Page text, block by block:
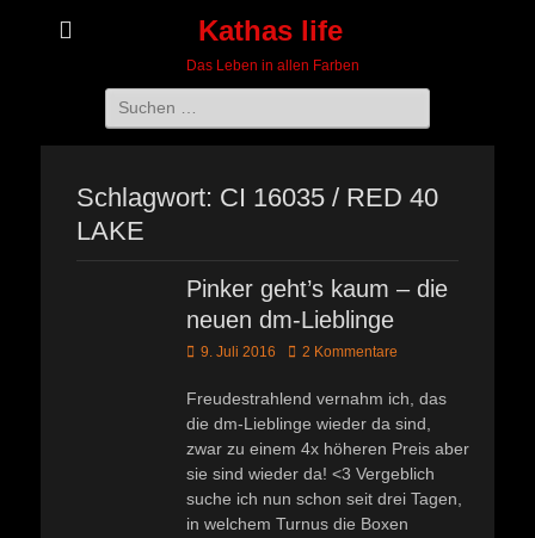
Kathas life
Das Leben in allen Farben
Suchen
nach:
Schlagwort: CI 16035 / RED 40
LAKE
Pinker geht’s kaum – die
neuen dm-Lieblinge
Veröffentlicht
9. Juli 2016 2 Kommentare
Freudestrahlend vernahm ich, das
die dm-Lieblinge wieder da sind,
zwar zu einem 4x höheren Preis aber
sie sind wieder da! <3 Vergeblich
suche ich nun schon seit drei Tagen,
in welchem Turnus die Boxen